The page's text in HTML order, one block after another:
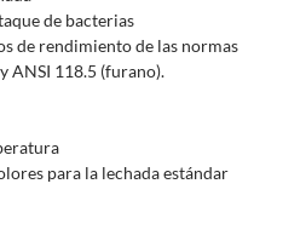
de bacterias
de rendimiento de las normas
ANSI 118.5 (furano).
para la lechada estándar